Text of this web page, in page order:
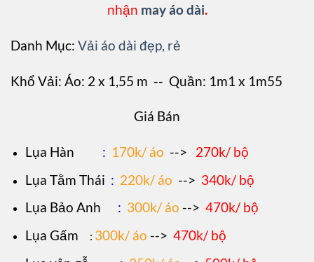
nhận may áo dài.
Danh Mục: Vải áo dài đẹp, rẻ
Khổ Vải: Áo: 2 x 1,55 m -- Quần: 1m1 x 1m55
Giá Bán
Lụa Hàn : 170k/ áo --> 270k/ bộ
Lụa Tằm Thái : 220k/ áo --> 340k/ bộ
Lụa Bảo Anh
: 300k/ áo --> 470k/ bộ
Lụa Gấm
: 300k/ áo --> 470k/ bộ